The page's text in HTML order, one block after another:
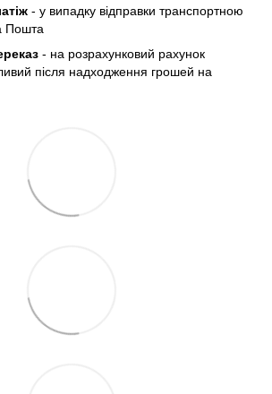
- у випадку відправки транспортною
Пошта
- на розрахунковий рахунок
після надходження грошей на